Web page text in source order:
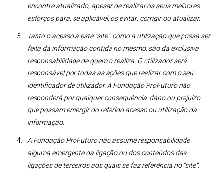
encontre atualizado, apesar de realizar os seus melhores
esforços para, se aplicável, os evitar, corrigir ou atualizar.
Tanto o acesso a este “site”, como a utilização que possa ser
feita da informação contida no mesmo, são da exclusiva
responsabilidade de quem o realiza. O utilizador será
responsável por todas as ações que realizar com o seu
identificador de utilizador. A Fundação ProFuturo não
responderá por qualquer consequência, dano ou prejuízo
que possam emergir do referido acesso ou utilização da
informação.
A Fundação ProFuturo não assume responsabilidade
alguma emergente da ligação ou dos conteúdos das
ligações de terceiros aos quais se faz referência no “site”.